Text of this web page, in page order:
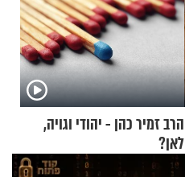
הרב זמיר כהן - יהודי וגויה,
לאן?